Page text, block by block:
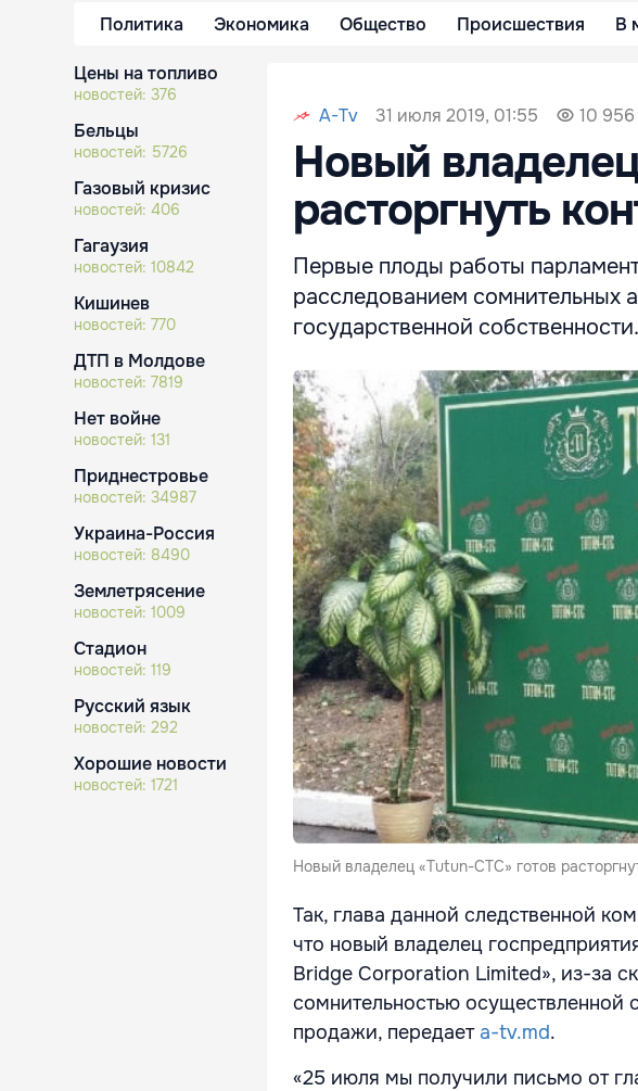
Политика Экономика Общество Происшествия В
Цены на топливо
новостей: 376
Бельцы
новостей: 5726
Газовый кризис
новостей: 406
Гагаузия
новостей: 10842
Кишинев
новостей: 770
ДТП в Молдове
новостей: 7819
Нет войне
новостей: 131
Приднестровье
новостей: 34987
Украина-Россия
новостей: 8490
Землетрясение
новостей: 1009
Стадион
новостей: 119
Русский язык
новостей: 292
Хорошие новости
новостей: 1721
A-Tv 31 июля 2019, 01:55 10 956
Новый
расторгнуть
Первые плоды работы
расследованием сомнительных
государственной собственности.
Новый владелец «Tutun-CTC» готов
Так, глава данной следственной
что новый владелец
Bridge Corporation Limited», из-за
сомнительностью осуществленной
продажи, передает a-tv.md.
«25 июля мы получили письмо от